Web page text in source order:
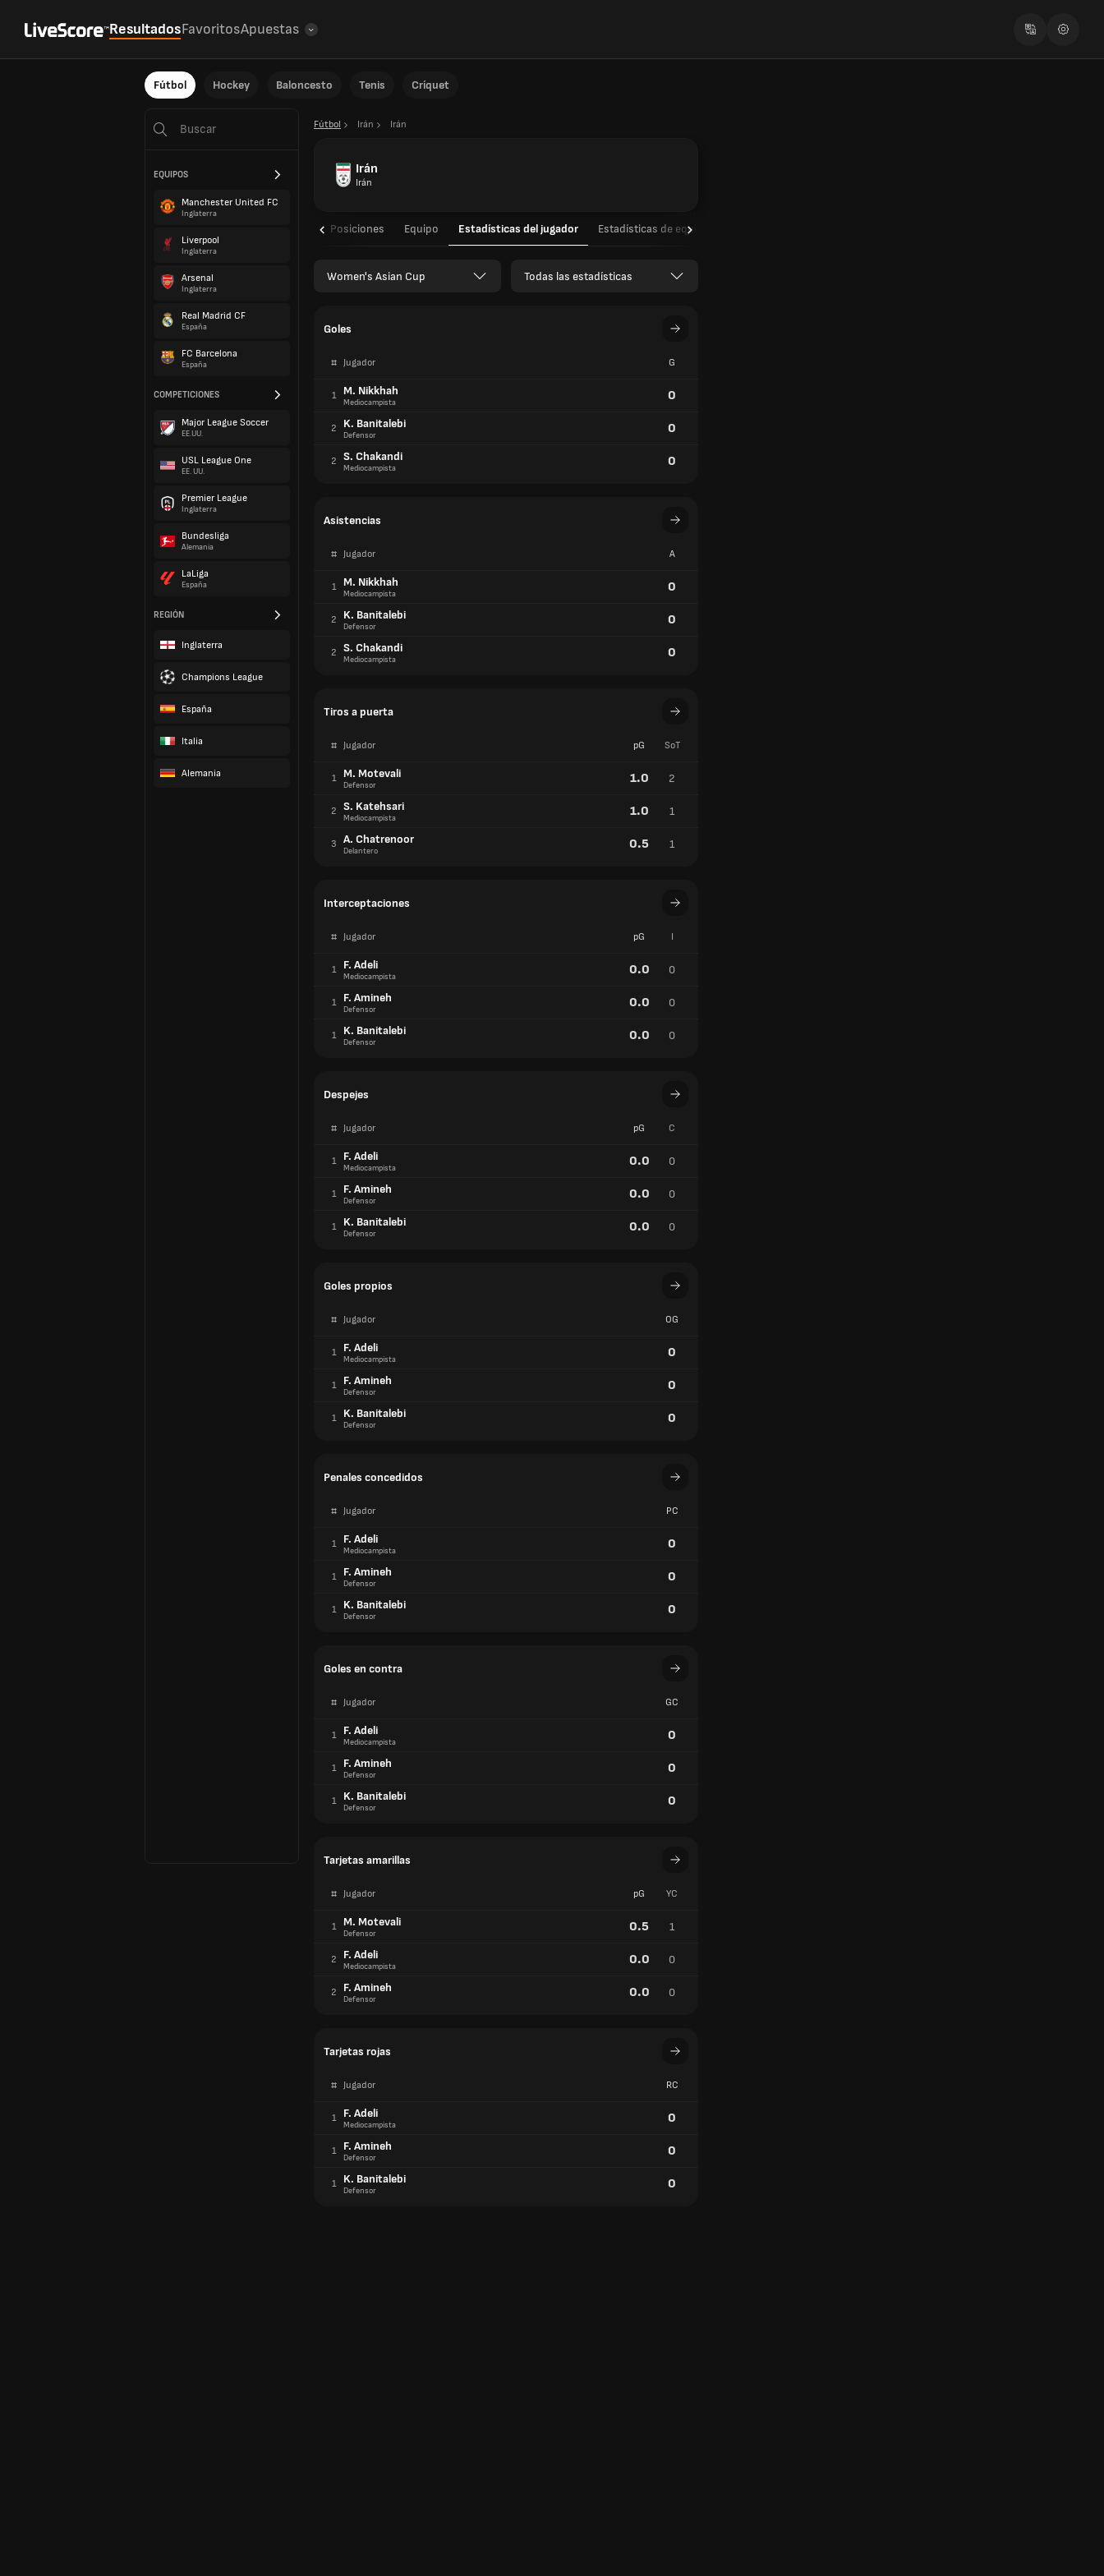
ResultadosFavoritosApuestas
Fútbol Hockey Baloncesto Tenis Críquet
EQUIPOS
Manchester United FC
Inglaterra
Liverpool
Inglaterra
Arsenal
Inglaterra
Real Madrid CF
España
FC Barcelona
España
COMPETICIONES
Major League Soccer
EE.UU.
USL League One
EE. UU.
Premier League
Inglaterra
Bundesliga
Alemania
LaLiga
España
REGIÓN
Inglaterra
Champions League
España
Italia
Alemania
Fútbol Irán Irán
Irán
Irán
Posiciones Equipo Estadísticas del jugador Estadísticas de equipo
Women's Asian Cup Todas las estadísticas
Goles
# Jugador G
1 M. Nikkhah
Mediocampista 0
2 K. Banitalebi
Defensor 0
2 S. Chakandi
Mediocampista 0
Asistencias
# Jugador A
1 M. Nikkhah
Mediocampista 0
2 K. Banitalebi
Defensor 0
2 S. Chakandi
Mediocampista 0
Tiros a puerta
# Jugador pG SoT
1 M. Motevali
Defensor 1.0 2
2 S. Katehsari
Mediocampista 1.0 1
3 A. Chatrenoor
Delantero 0.5 1
Interceptaciones
# Jugador pG I
1 F. Adeli
Mediocampista 0.0 0
1 F. Amineh
Defensor 0.0 0
1 K. Banitalebi
Defensor 0.0 0
Despejes
# Jugador pG C
1 F. Adeli
Mediocampista 0.0 0
1 F. Amineh
Defensor 0.0 0
1 K. Banitalebi
Defensor 0.0 0
Goles propios
# Jugador OG
1 F. Adeli
Mediocampista 0
1 F. Amineh
Defensor 0
1 K. Banitalebi
Defensor 0
Penales concedidos
# Jugador PC
1 F. Adeli
Mediocampista 0
1 F. Amineh
Defensor 0
1 K. Banitalebi
Defensor 0
Goles en contra
# Jugador GC
1 F. Adeli
Mediocampista 0
1 F. Amineh
Defensor 0
1 K. Banitalebi
Defensor 0
Tarjetas amarillas
# Jugador pG YC
1 M. Motevali
Defensor 0.5 1
2 F. Adeli
Mediocampista 0.0 0
2 F. Amineh
Defensor 0.0 0
Tarjetas rojas
# Jugador RC
1 F. Adeli
Mediocampista 0
1 F. Amineh
Defensor 0
1 K. Banitalebi
Defensor 0